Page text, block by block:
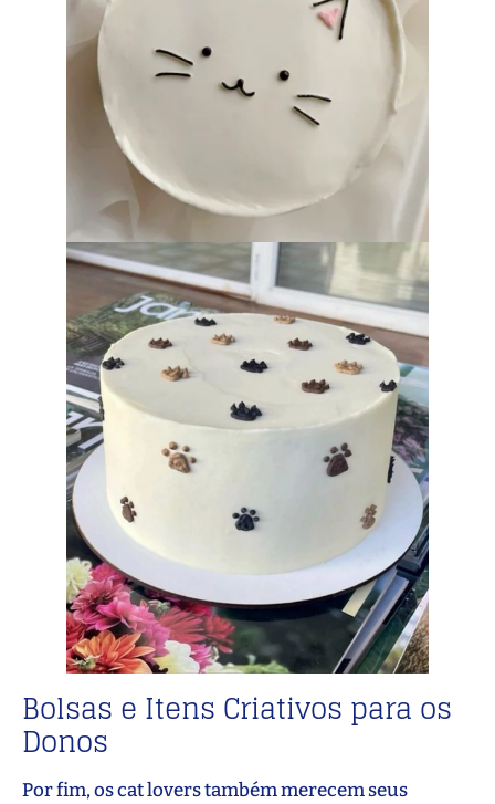
Bolsas e Itens Criativos para os
Donos
Por fim, os cat lovers também merecem seus